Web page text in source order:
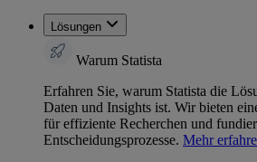
Lösungen
Warum Statista
Erfahren Sie, warum Statista die
Daten und Insights ist. Wir bieten
für effiziente Recherchen und
Entscheidungsprozesse. Mehr